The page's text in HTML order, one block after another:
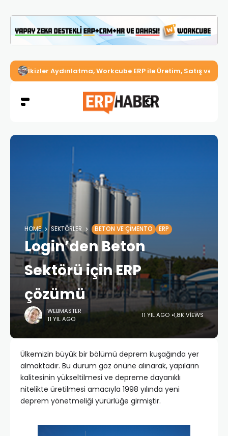
İkizler Aydınlatma, Workcube ERP ile Üretim, Satış ve
HOME SEKTÖRLER BETON VE ÇIMENTO ERP
Login’den Beton
Sektörü için ERP
çözümü
WEBMASTER
11 YIL AGO
11 YIL AGO 1,8K VIEWS
Ülkemizin büyük bir bölümü deprem kuşağında yer
almaktadır. Bu durum göz önüne alınarak, yapıların
kalitesinin yükseltilmesi ve depreme dayanıklı
nitelikte üretilmesi amacıyla 1998 yılında yeni
deprem yönetmeliği yürürlüğe girmiştir.